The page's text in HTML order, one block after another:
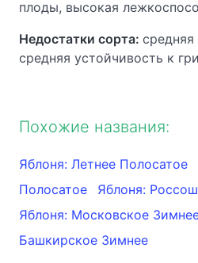
плоды, высокая
Недостатки сорта: средняя
средняя устойчивость к
Похожие названия:
Яблоня: Летнее Полосатое
Полосатое
Яблоня:
Яблоня: Московское
Башкирское Зимнее